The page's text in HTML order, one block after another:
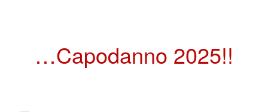
…Capodanno 2025!!